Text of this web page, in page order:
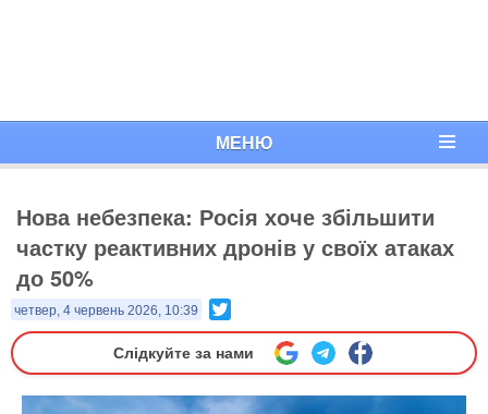
МЕНЮ
Нова небезпека: Росія хоче збільшити
частку реактивних дронів у своїх атаках
до 50%
четвер, 4 червень 2026, 10:39
Слідкуйте за нами